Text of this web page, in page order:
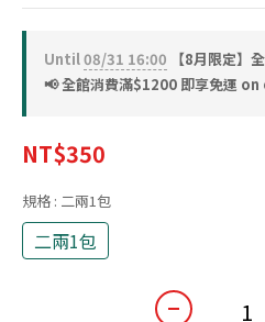
Until08/31 16:00 【8月限定】
📢 全館消費滿$1200 即享免運
NT$350
規格 : 二兩1包
二兩1包